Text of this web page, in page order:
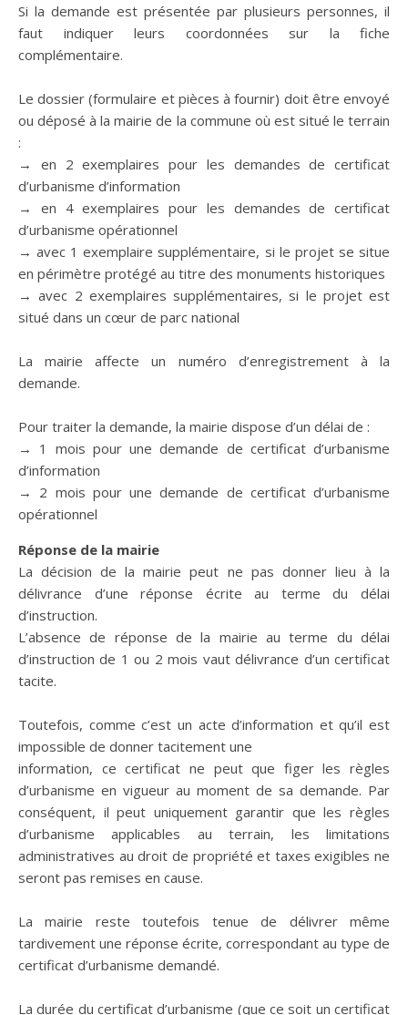
Si la demande est présentée par plusieurs personnes, il
faut indiquer leurs coordonnées sur la fiche
complémentaire.
Le dossier (formulaire et pièces à fournir) doit être envoyé
ou déposé à la mairie de la commune où est situé le terrain
:
→ en 2 exemplaires pour les demandes de certificat
d’urbanisme d’information
→ en 4 exemplaires pour les demandes de certificat
d’urbanisme opérationnel
→ avec 1 exemplaire supplémentaire, si le projet se situe
en périmètre protégé au titre des monuments historiques
→ avec 2 exemplaires supplémentaires, si le projet est
situé dans un cœur de parc national
La mairie affecte un numéro d’enregistrement à la
demande.
Pour traiter la demande, la mairie dispose d’un délai de :
→ 1 mois pour une demande de certificat d’urbanisme
d’information
→ 2 mois pour une demande de certificat d’urbanisme
opérationnel
Réponse de la mairie
La décision de la mairie peut ne pas donner lieu à la
délivrance d’une réponse écrite au terme du délai
d’instruction.
L’absence de réponse de la mairie au terme du délai
d’instruction de 1 ou 2 mois vaut délivrance d’un certificat
tacite.
Toutefois, comme c’est un acte d’information et qu’il est
impossible de donner tacitement une
information, ce certificat ne peut que figer les règles
d’urbanisme en vigueur au moment de sa demande. Par
conséquent, il peut uniquement garantir que les règles
d’urbanisme applicables au terrain, les limitations
administratives au droit de propriété et taxes exigibles ne
seront pas remises en cause.
La mairie reste toutefois tenue de délivrer même
tardivement une réponse écrite, correspondant au type de
certificat d’urbanisme demandé.
La durée du certificat d’urbanisme (que ce soit un certificat